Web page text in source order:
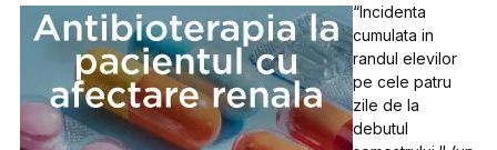
“Incidenta
cumulata in
randul elevilor
pe cele patru
zile de la
debutul